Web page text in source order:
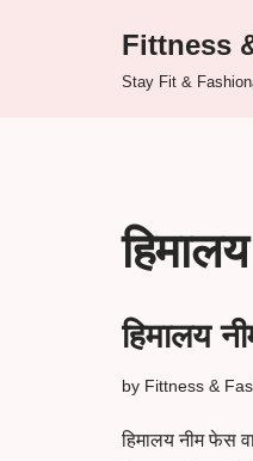
Fittness
Stay Fit &
हिमालय
by Fittness &
हिमालय नीम फेस